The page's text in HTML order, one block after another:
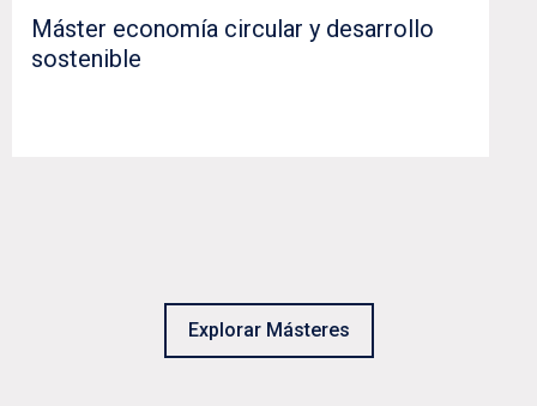
Máster economía circular y desarrollo
sostenible
Explorar Másteres